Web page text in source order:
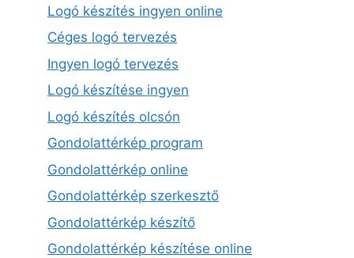
Logó készítés ingyen online
Céges logó tervezés
Ingyen logó tervezés
Logó készítése ingyen
Logó készítés olcsón
Gondolattérkép program
Gondolattérkép online
Gondolattérkép szerkesztő
Gondolattérkép készítő
Gondolattérkép készítése online